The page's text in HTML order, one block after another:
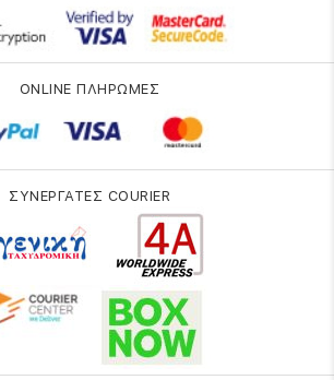
ONLINE ΠΛΗΡΩΜΕΣ
ΣΥΝΕΡΓΑΤΕΣ COURIER